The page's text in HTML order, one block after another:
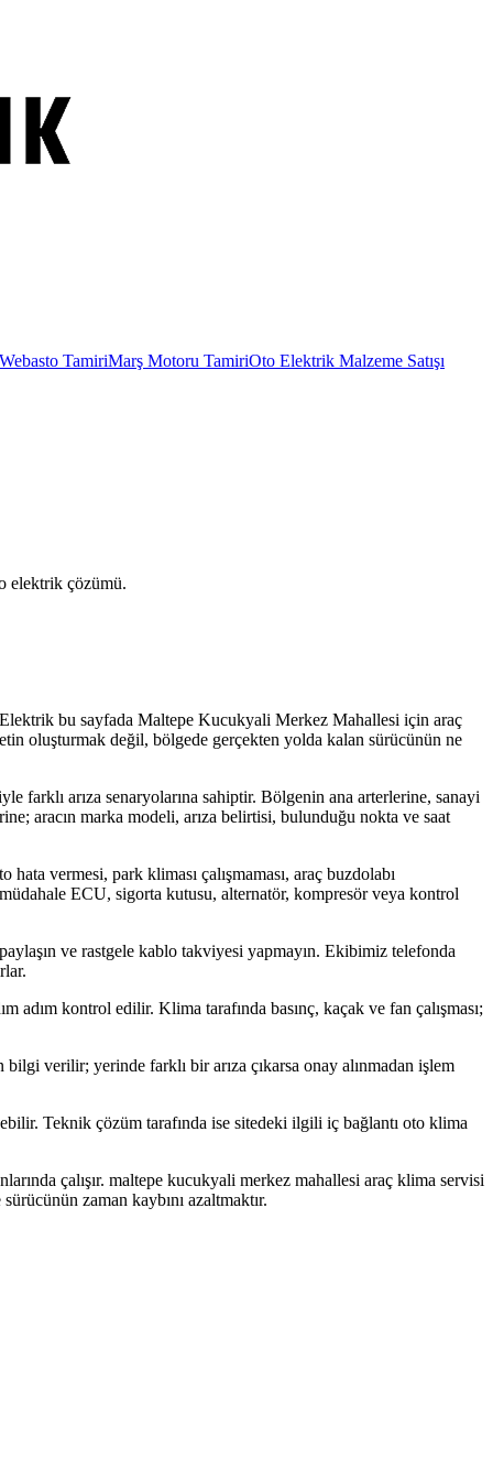
Webasto TamiriMarş Motoru TamiriOto Elektrik Malzeme Satışı
elektrik çözümü.
bu sayfada Maltepe Kucukyali Merkez Mahallesi için araç
oluşturmak değil, bölgede gerçekten yolda kalan sürücünün ne
farklı arıza senaryolarına sahiptir. Bölgenin ana arterlerine, sanayi
aracın marka modeli, arıza belirtisi, bulunduğu nokta ve saat
vermesi, park kliması çalışmaması, araç buzdolabı
ECU, sigorta kutusu, alternatör, kompresör veya kontrol
ve rastgele kablo takviyesi yapmayın. Ekibimiz telefonda
adım kontrol edilir. Klima tarafında basınç, kaçak ve fan çalışması;
verilir; yerinde farklı bir arıza çıkarsa onay alınmadan işlem
Teknik çözüm tarafında ise sitedeki ilgili iç bağlantı oto klima
çalışır. maltepe kucukyali merkez mahallesi araç klima servisi
zaman kaybını azaltmaktır.